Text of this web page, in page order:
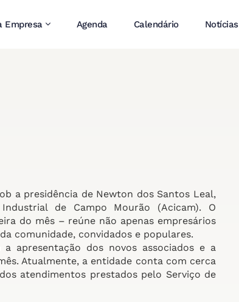
Empresa Agenda Calendário Notícias
a presidência de Newton dos Santos Leal,
de Campo Mourão (Acicam). O
do mês – reúne não apenas empresários
comunidade, convidados e populares.
apresentação dos novos associados e a
Atualmente, a entidade conta com cerca
atendimentos prestados pelo Serviço de